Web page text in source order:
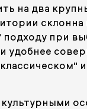
на два
склонна
при
удобнее